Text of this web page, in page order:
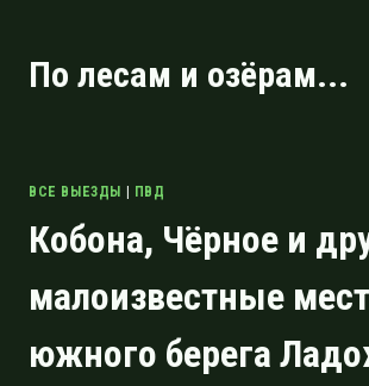
содержимому
По лесам и озёрам...
ВСЕ ВЫЕЗДЫ ПВД
Кобона, Чёрное и
малоизвестные
южного берега